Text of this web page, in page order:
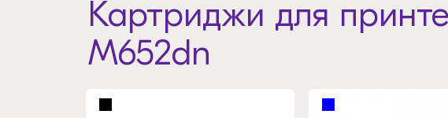
Картриджи для
M652dn